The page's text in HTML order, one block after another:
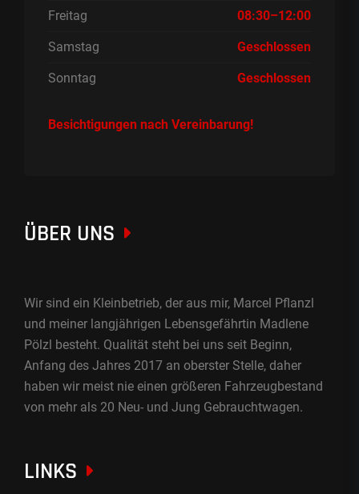
Freitag 08:30–12:00
Samstag Geschlossen
Sonntag Geschlossen
Besichtigungen nach Vereinbarung!
ÜBER UNS
Wir sind ein Kleinbetrieb, der aus mir, Marcel Pflanzl
und meiner langjährigen Lebensgefährtin Madlene
Pölzl besteht. Qualität steht bei uns seit Beginn,
Anfang des Jahres 2017 an oberster Stelle, daher
haben wir meist nie einen größeren Fahrzeugbestand
von mehr als 20 Neu- und Jung Gebrauchtwagen.
LINKS